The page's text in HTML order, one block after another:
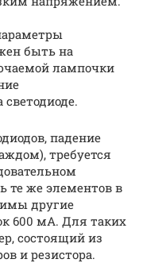
быть на
лампочки
падение
требуется
те же элементов в
другие
600 мА. Для таких
состоящий из
и резистора.